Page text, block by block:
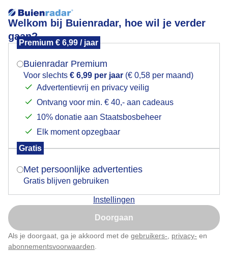
Welkom bij Buienradar, hoe wil je verder
gaan?
Premium € 6,99 / jaar
Buienradar Premium
Voor slechts € 6,99 per jaar (€ 0,58 per maand)
Advertentievrij en privacy veilig
Ontvang voor min. € 40,- aan cadeaus
10% donatie aan Staatsbosbeheer
Elk moment opzegbaar
Gratis
Met persoonlijke advertenties
Gratis blijven gebruiken
Instellingen
Doorgaan
Als je doorgaat, ga je akkoord met de gebruikers- privacy- en
abonnementsvoorwaarden
Zonsopkomst
Stevige wind
Door: Corry van Daalen Gemaakt: 14-06-2026, 55x bekeken
Mogen we je locatie gebruiken voor het
Indien je hier nog geen akkoord op hebt gegeven,
verschijnt er zo een pop-up uit je browser waarin
Is goed, toon de popup
Nu niet, misschien later
Klik hierom dit aan te passen